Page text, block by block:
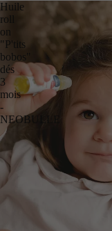
Huile
roll
on
"P'tits
bobos"
dés
3
mois
-
NEOBULLE